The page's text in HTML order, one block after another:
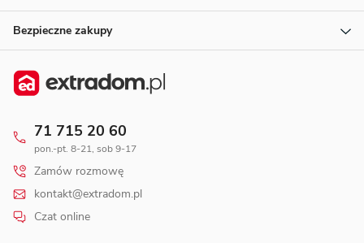
Bezpieczne zakupy
71 715 20 60
pon.-pt. 8-21, sob 9-17
Zamów rozmowę
kontakt@extradom.pl
Czat online